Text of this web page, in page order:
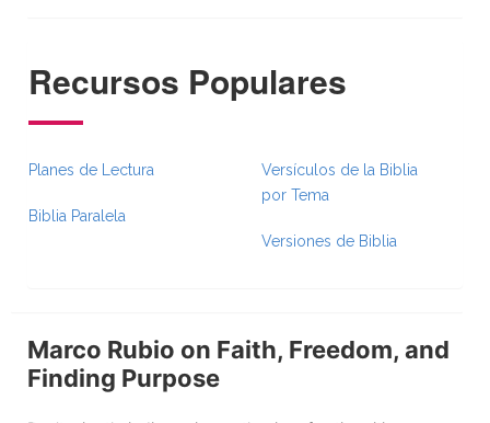
Recursos Populares
Planes de Lectura
Biblia Paralela
Versículos de la Biblia
por Tema
Versiones de Biblia
Marco Rubio on Faith, Freedom, and
Finding Purpose